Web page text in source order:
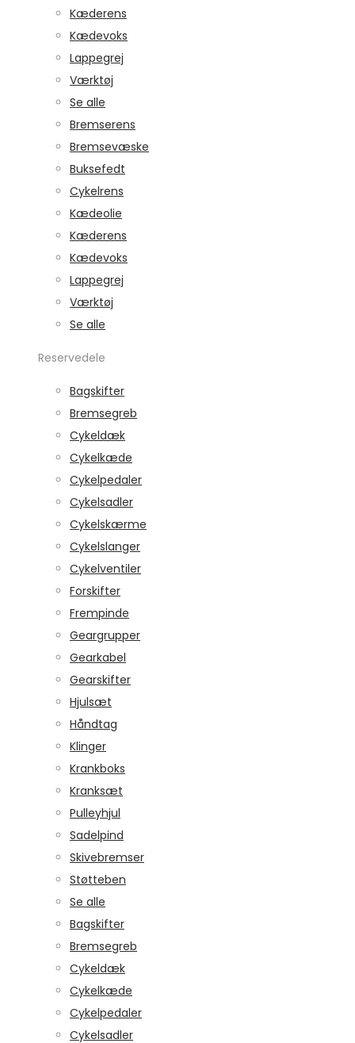
Kæderens
Kædevoks
Lappegrej
Værktøj
Se alle
Bremserens
Bremsevæske
Buksefedt
Cykelrens
Kædeolie
Kæderens
Kædevoks
Lappegrej
Værktøj
Se alle
Reservedele
Bagskifter
Bremsegreb
Cykeldæk
Cykelkæde
Cykelpedaler
Cykelsadler
Cykelskærme
Cykelslanger
Cykelventiler
Forskifter
Frempinde
Geargrupper
Gearkabel
Gearskifter
Hjulsæt
Håndtag
Klinger
Krankboks
Kranksæt
Pulleyhjul
Sadelpind
Skivebremser
Støtteben
Se alle
Bagskifter
Bremsegreb
Cykeldæk
Cykelkæde
Cykelpedaler
Cykelsadler